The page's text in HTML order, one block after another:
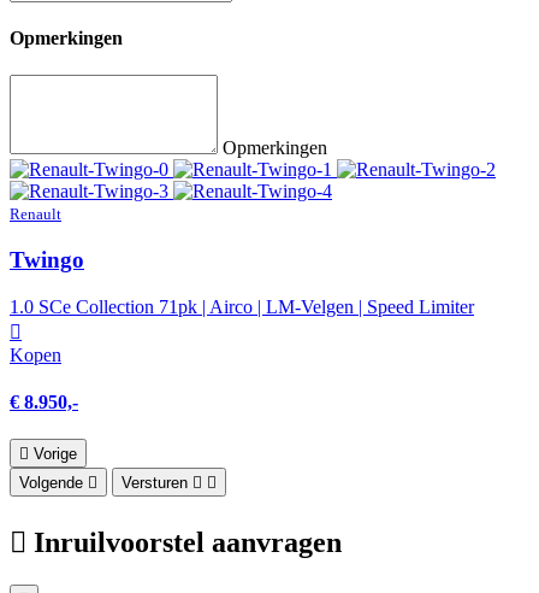
Opmerkingen
Opmerkingen
Renault
Twingo
1.0 SCe Collection 71pk | Airco | LM-Velgen | Speed Limiter
Kopen
€ 8.950,-
Vorige
Volgende
Versturen
Inruilvoorstel aanvragen